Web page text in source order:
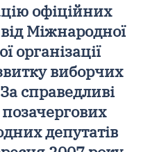
офіційних
від Міжнародної
організації
виборчих
справедливі
депутатів